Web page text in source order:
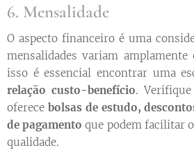
6. Mensalidade
O aspecto financeiro é uma
mensalidades variam
isso é essencial encontrar uma
relação custo-benefício.
oferece bolsas de estudo,
de pagamento que podem facilitar o
qualidade.